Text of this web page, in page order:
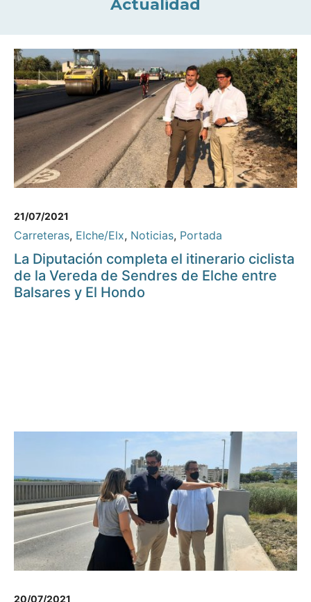
Actualidad
21/07/2021
Carreteras, Elche/Elx, Noticias, Portada
La Diputación completa el itinerario ciclista
de la Vereda de Sendres de Elche entre
Balsares y El Hondo
20/07/2021